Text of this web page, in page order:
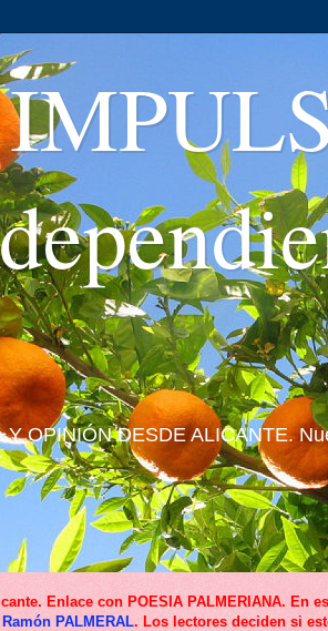
OPINIÓN DESDE ALICANTE.
Enlace con POESIA PALMERIANA. En
Ramón PALMERAL. Los lectores deciden si